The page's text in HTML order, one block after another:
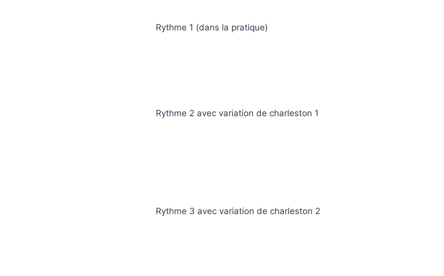
Rythme 1 (dans la pratique)
Rythme 2 avec variation de charleston 1
Rythme 3 avec variation de charleston 2